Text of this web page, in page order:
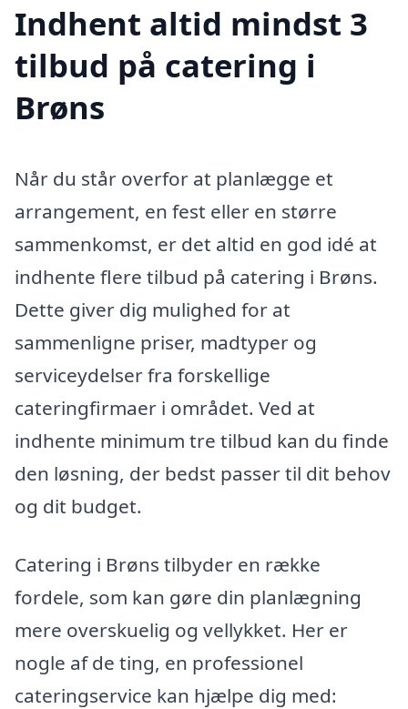
Indhent altid mindst 3
tilbud på catering i
Brøns
Når du står overfor at planlægge et
arrangement, en fest eller en større
sammenkomst, er det altid en god idé at
indhente flere tilbud på catering i Brøns.
Dette giver dig mulighed for at
sammenligne priser, madtyper og
serviceydelser fra forskellige
cateringfirmaer i området. Ved at
indhente minimum tre tilbud kan du finde
den løsning, der bedst passer til dit behov
og dit budget.
Catering i Brøns tilbyder en række
fordele, som kan gøre din planlægning
mere overskuelig og vellykket. Her er
nogle af de ting, en professionel
cateringservice kan hjælpe dig med: